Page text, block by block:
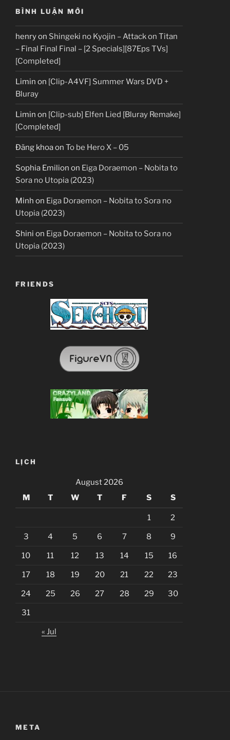
BÌNH LUẬN MỚI
henryon Shingeki no Kyojin – Attack on Titan
– Final Final Final – [2 Specials][87Eps TVs]
[Completed]
Limin on [Clip-A4VF] Summer Wars DVD +
Bluray
Limin on [Clip-sub] Elfen Lied [Bluray Remake]
[Completed]
Đăng khoaon To be Hero X – 05
Sophia Emilion on Eiga Doraemon – Nobita to
Sora no Utopia (2023)
Minh on Eiga Doraemon – Nobita to Sora no
Utopia (2023)
Shini on Eiga Doraemon – Nobita to Sora no
Utopia (2023)
FRIENDS
LỊCH
August 2026
M
T W T F S S
1 2
3 4 5 6 7 8 9
10 11 12 13 14 15 16
17 18 19 20 21 22 23
24 25 26 27 28 29 30
31
« Jul
META